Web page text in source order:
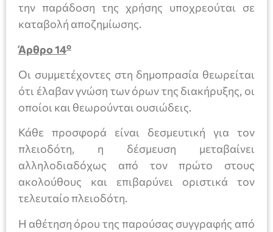
την παράδοση της χρήσης υποχρεούται σε
καταβολή αποζημίωσης.
Άρθρο 14ο
Οι συμμετέχοντες στη δημοπρασία θεωρείται
ότι έλαβαν γνώση των όρων της διακήρυξης, οι
οποίοι και θεωρούνται ουσιώδεις.
Κάθε προσφορά είναι δεσμευτική για τον
πλειοδότη, η δέσμευση μεταβαίνει
αλληλοδιαδόχως από τον πρώτο στους
ακολούθους και επιβαρύνει οριστικά τον
τελευταίο πλειοδότη.
Η αθέτηση όρου της παρούσας συγγραφής από